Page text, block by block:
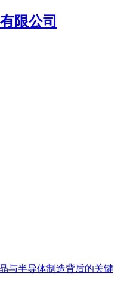
与半导体制造背后的关键